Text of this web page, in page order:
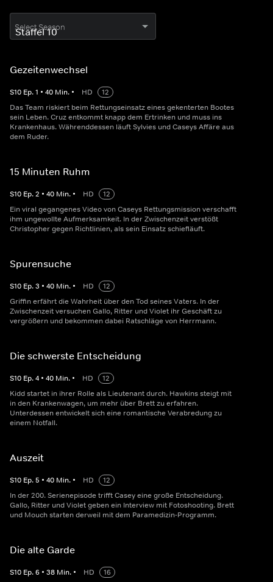
Select Season
Gezeitenwechsel
S10 Ep.1 • 40 Min. • HD
12
Das Team riskiert beim Rettungseinsatz eines gekenterten Bootes
sein Leben. Cruz entkommt knapp dem Ertrinken und muss ins
Krankenhaus. Währenddessen läuft Sylvies und Caseys Affäre aus
dem Ruder.
15 Minuten Ruhm
S10 Ep.2 • 40 Min. • HD
12
Ein viral gegangenes Video von Caseys Rettungsmission verschafft
ihm ungewollte Aufmerksamkeit. In der Zwischenzeit verstößt
Christopher gegen Richtlinien, als sein Einsatz schiefläuft.
Spurensuche
S10 Ep.3 • 40 Min. • HD
12
Griffin erfährt die Wahrheit über den Tod seines Vaters. In der
Zwischenzeit versuchen Gallo, Ritter und Violet ihr Geschäft zu
vergrößern und bekommen dabei Ratschläge von Herrmann.
Die schwerste Entscheidung
S10 Ep.4 • 40 Min. • HD
12
Kidd startet in ihrer Rolle als Lieutenant durch. Hawkins steigt mit
in den Krankenwagen, um mehr über Brett zu erfahren.
Unterdessen entwickelt sich eine romantische Verabredung zu
einem Notfall.
Auszeit
S10 Ep.5 • 40 Min. • HD
12
In der 200. Serienepisode trifft Casey eine große Entscheidung.
Gallo, Ritter und Violet geben ein Interview mit Fotoshooting. Brett
und Mouch starten derweil mit dem Paramedizin-Programm.
Die alte Garde
S10 Ep.6 • 38 Min. • HD
16